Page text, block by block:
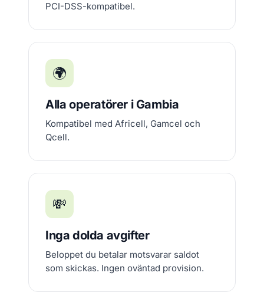
PCI-DSS-kompatibel.
🌍
Alla operatörer i Gambia
Kompatibel med Africell, Gamcel och
Qcell.
💸
Inga dolda avgifter
Beloppet du betalar motsvarar saldot
som skickas. Ingen oväntad provision.